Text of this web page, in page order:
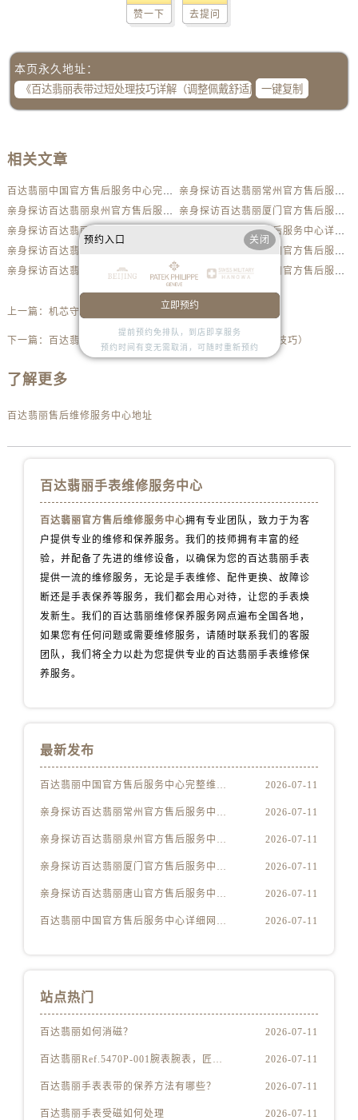
内蒙古自治区乌海市海勃湾区人民南路百达翡丽售后服务中心（需提前预约）
山西省晋中市榆次区顺城街百达翡丽售后服务中心（需提前预约）
山西省临汾市尧都区解放路百达翡丽售后服务中心（需提前预约）
山西省吕梁市离石区永宁中路与建设街交叉口百达翡丽售后服务中心（需提前预约）
山西省朔州市朔城区怡西路与鄯阳西街交汇处百达翡丽售后服务中心（需提前预约）
山西省忻州市忻府区和平东街与七一南路交叉口百达翡丽售后服务中心（需提前预约）
安徽省宣城市宣州区叠嶂西路百达翡丽售后服务中心（需提前预约）
江苏省宿迁市宿城区西湖路百达翡丽售后服务中心（需提前预约）
江苏省徐州市鼓楼区淮海东路29号苏宁广场IFC国际金融中心35层3508室百达翡丽售后服务中心（需提前预约）
江苏省盐城市盐都区世纪大道5号盐城金融城写字楼1号楼16层1604室百达翡丽售后服务中心（需提前预约）
江苏省扬州市邗江区国展路29号星耀天地写字楼1号楼18层1803室百达翡丽售后服务中心（需提前预约）
赞一下 去提问
本页永久地址：
一键复制
相关文章
百达翡丽中国官方售后服务中心完整维修地址及电话实地考察报告+多信源验证（2026年7月最新）
亲身探访百达翡丽常州官方售后服务中心｜全新地址及服务热线（2026年7月最新）
亲身探访百达翡丽泉州官方售后服务中心｜网点地址及热线（2026年7月最新）
亲身探访百达翡丽厦门官方售后服务中心｜官方电话及服务网点地址（2026年7月最新）
百达翡丽中国官方售后服务中心详细网点地址及热线实地考察报告多信源验证（2026年7月最新）
亲身探访百达翡丽沈阳官方售后服务中心｜热线电话与网点地址（2026年7月最新）
亲身探访百达翡丽宁波官方售后服务中心｜全新地址电话一览（2026年7月最新）
亲身探访百达翡丽福州官方售后服务中心｜最新电话和维修地址（2026年7月最新）
上一篇： 机芯守护者：百达翡丽机芯受损的非凡修复之旅
下一篇： 百达翡丽手表表带掉色处理方法（有效修复与保养技巧）
了解更多
百达翡丽售后维修服务中心地址
百达翡丽手表维修服务中心
百达翡丽官方售后维修服务中心拥有专业团队，致力于为客
户提供专业的维修和保养服务。我们的技师拥有丰富的经
验，并配备了先进的维修设备，以确保为您的百达翡丽手表
提供一流的维修服务，无论是手表维修、配件更换、故障诊
断还是手表保养等服务，我们都会用心对待，让您的手表焕
发新生。我们的百达翡丽维修保养服务网点遍布全国各地，
如果您有任何问题或需要维修服务，请随时联系我们的客服
团队，我们将全力以赴为您提供专业的百达翡丽手表维修保
养服务。
最新发布
百达翡丽中国官方售后服务中心完整维修地址及电话实地考察报告+多信源验证（2026年7月最新） 2026-07-11
亲身探访百达翡丽常州官方售后服务中心｜全新地址及服务热线（2026年7月最新） 2026-07-11
亲身探访百达翡丽泉州官方售后服务中心｜网点地址及热线（2026年7月最新） 2026-07-11
亲身探访百达翡丽厦门官方售后服务中心｜官方电话及服务网点地址（2026年7月最新） 2026-07-11
亲身探访百达翡丽唐山官方售后服务中心｜地址与联系电话（2026年7月最新） 2026-07-11
百达翡丽中国官方售后服务中心详细网点地址及热线实地考察报告多信源验证（2026年7月最新） 2026-07-11
站点热门
百达翡丽如何消磁？ 2026-07-11
百达翡丽Ref.5470P-001腕表腕表，匠心独运 2026-07-11
百达翡丽手表表带的保养方法有哪些？ 2026-07-11
百达翡丽手表受磁如何处理 2026-07-11
预约入口 关闭
立即预约
提前预约免排队，到店即享服务
预约时间有变无需取消，可随时重新预约